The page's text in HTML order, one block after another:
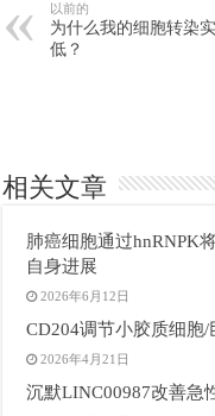
以前的
为什么我的细胞转染
低？
相关文章
肺癌细胞通过hnRNPK
自身进展
2026年6月12日
CD204调节小胶质细胞
2026年4月21日
沉默LINC00987改善急